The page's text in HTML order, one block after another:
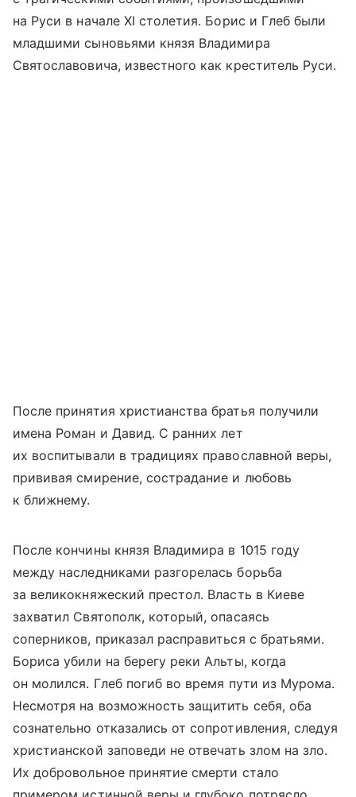
на Руси в начале XI столетия. Борис и Глеб были
младшими сыновьями князя Владимира
Святославовича, известного как креститель Руси.
После принятия христианства братья получили
имена Роман и Давид. С ранних лет
их воспитывали в традициях православной веры,
прививая смирение, сострадание и любовь
к ближнему.
После кончины князя Владимира в 1015 году
между наследниками разгорелась борьба
за великокняжеский престол. Власть в Киеве
захватил Святополк, который, опасаясь
соперников, приказал расправиться с братьями.
Бориса убили на берегу реки Альты, когда
он молился. Глеб погиб во время пути из Мурома.
Несмотря на возможность защитить себя, оба
сознательно отказались от сопротивления, следуя
христианской заповеди не отвечать злом на зло.
Их добровольное принятие смерти стало